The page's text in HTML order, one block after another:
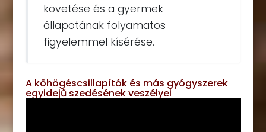
követése és a gyermek
állapotának folyamatos
figyelemmel kísérése.
A köhögéscsillapítók és más gyógyszerek
egyidejű szedésének veszélyei